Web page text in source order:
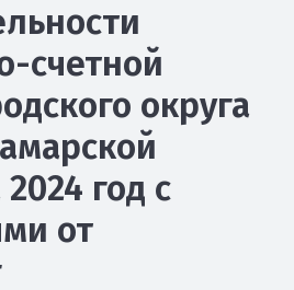
счетной
округа
год с
от